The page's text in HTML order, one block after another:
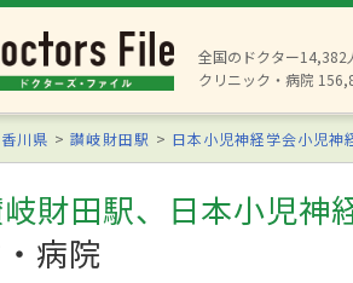
全国のドクター14,382
クリニック・病院
香川県 讃岐財田駅 日本小児神経学会小児神
財田駅、日本小児神
病院